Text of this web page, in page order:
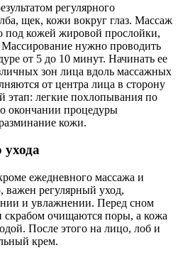
регулярного
щек, кожи вокруг глаз. Массаж
под кожей жировой прослойки,
нужно проводить
от 5 до 10 минут. Начинать ее
зон лица вдоль массажных
от центра лица в сторону
легкие похлопывания по
окончании процедуры
кожи.
ухода
ежедневного массажа и
важен регулярный уход,
и увлажнении. Перед сном
очищаются поры, а кожа
После этого на лицо, лоб и
крем.